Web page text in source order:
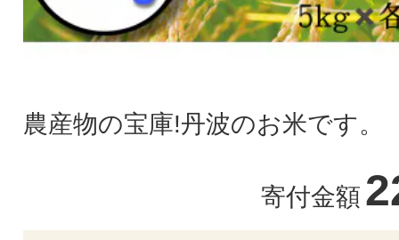
農産物の宝庫!丹波のお米です。
寄付金額